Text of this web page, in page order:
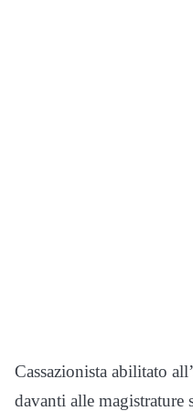
Cassazionista abilitato
davanti alle